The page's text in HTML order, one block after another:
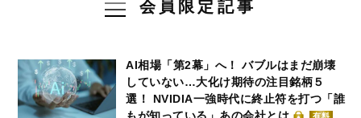
会員限定記事
AI相場「第2幕」へ！ バブルはまだ崩壊
していない…大化け期待の注目銘柄５
選！ NVIDIA一強時代に終止符を打つ「誰